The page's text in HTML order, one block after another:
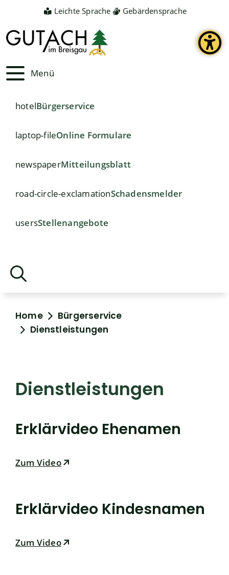
Leichte Sprache Gebärdensprache
Menü
hotelBürgerservice
laptop-fileOnline Formulare
newspaperMitteilungsblatt
road-circle-exclamationSchadensmelder
usersStellenangebote
Home
Bürgerservice
Dienstleistungen
Dienstleistungen
Erklärvideo Ehenamen
Zum Video
Erklärvideo Kindesnamen
Zum Video